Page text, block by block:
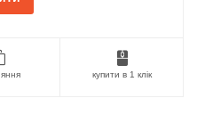
купити в 1 клік